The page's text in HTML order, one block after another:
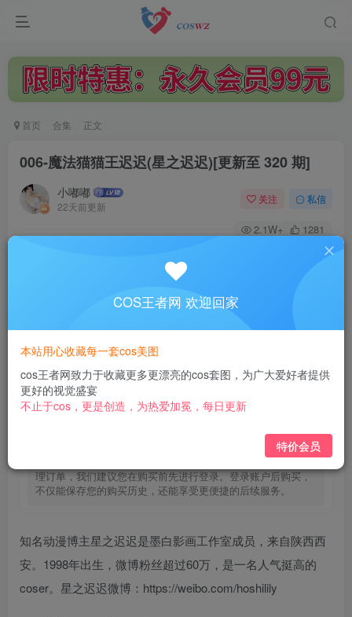
首页 合集 正文
006-魔法猫猫王迟迟(星之迟迟)[更新至 320 期]
小嘟嘟
22天前更新
关注 私信
2.1W+ 1281
此资源是“星之迟迟”的系列套图！购买后可下载整套图资源！
139.9
黄金会员免费 钻石会员 免费
立即购买
为了提供更加个性化的购物体验，并确保您能够顺利追踪和管
理订单，我们建议您在购买前先进行登录。登录账户后购买，
不仅能保存您的购买历史，还能享受更便捷的后续服务。
已售 36
知名动漫博主星之迟迟是墨白影画工作室成员，来自陕西西
安。1998年出生，微博粉丝超过60万，是一名人气挺高的
coser。星之迟迟微博：https://weibo.com/hoshilily
COS王者网 欢迎回家
本站用心收藏每一套cos美图
cos王者网致力于收藏更多更漂亮的cos套图，为广大爱好者提供
更好的视觉盛宴
不止于cos，更是创造，为热爱加冕，每日更新
特价会员